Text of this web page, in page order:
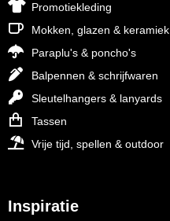
Promotiekleding
Mokken, glazen & keramiek
Paraplu's & poncho's
Balpennen & schrijfwaren
Sleutelhangers & lanyards
Tassen
Vrije tijd, spellen & outdoor
Inspiratie